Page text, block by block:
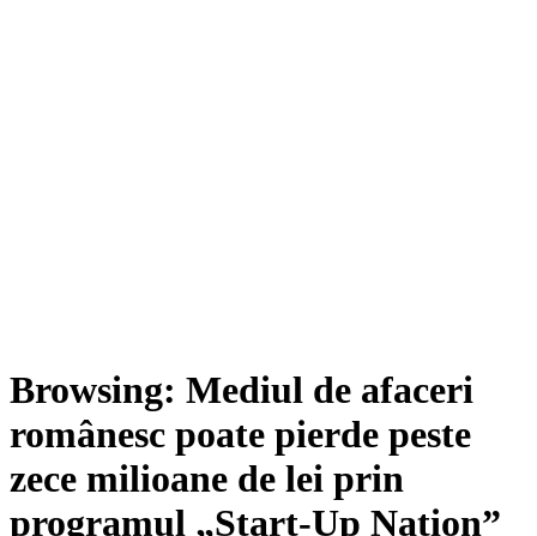
Browsing: Mediul de afaceri
românesc poate pierde peste
zece milioane de lei prin
programul „Start-Up Nation”